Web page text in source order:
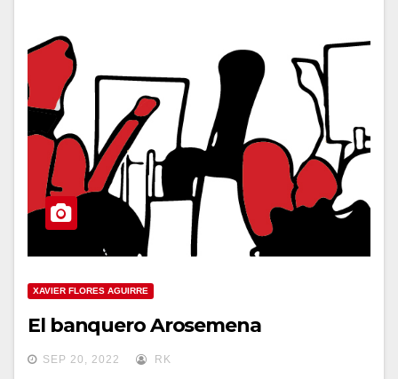
XAVIER FLORES AGUIRRE
El banquero Arosemena
SEP 20, 2022 RK